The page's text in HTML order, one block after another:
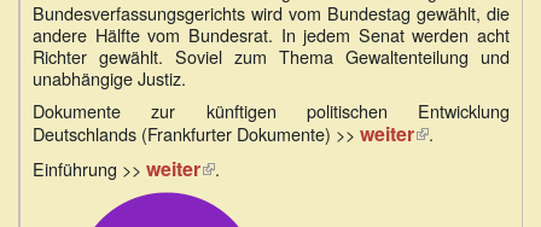
Bundesverfassungsgerichts wird vom Bundestag gewählt, die
andere Hälfte vom Bundesrat. In jedem Senat werden acht
Richter gewählt. Soviel zum Thema Gewaltenteilung und
unabhängige Justiz.
Dokumente zur künftigen politischen Entwicklung
Deutschlands (Frankfurter Dokumente) >> weiter(Link
.
Einführung >> weiter(Link
extern)
.